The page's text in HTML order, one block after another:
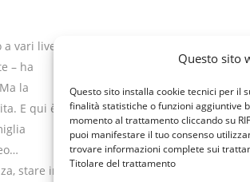
Questo sito
Questo sito installa cookie tecnici per il
finalità statistiche o funzioni aggiuntive
momento al trattamento cliccando su
puoi manifestare il tuo consenso
trovare informazioni complete sui
Titolare del trattamento
vari livelli
– ha
la
E qui è
stare in